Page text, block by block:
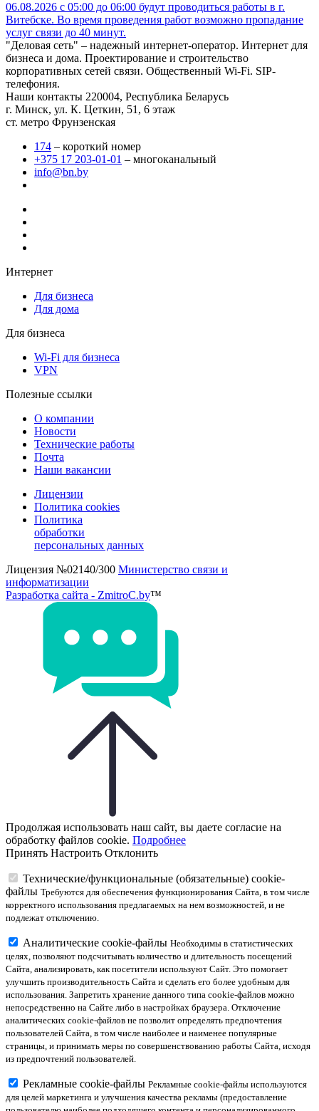
06.08.2026 с 05:00 до 06:00 будут проводиться работы в г.
Витебске. Во время проведения работ возможно пропадание
услуг связи до 40 минут.
"Деловая сеть" – надежный интернет-оператор. Интернет для
бизнеса и дома. Проектирование и строительство
корпоративных сетей связи. Общественный Wi-Fi. SIP-
телефония.
Наши контакты 220004, Республика Беларусь
г. Минск, ул. К. Цеткин, 51, 6 этаж
ст. метро Фрунзенская
174 – короткий номер
+375 17 203-01-01 – многоканальный
info@bn.by
Интернет
Для бизнеса
Для дома
Для бизнеса
Wi-Fi для бизнеса
VPN
Полезные ссылки
О компании
Новости
Технические работы
Почта
Наши вакансии
Лицензии
Политика cookies
Политика
обработки
персональных данных
Лицензия №02140/300 Министерство связи и
информатизации
Разработка сайта - ZmitroC.by™
Продолжая использовать наш сайт, вы даете согласие на
обработку файлов cookie. Подробнее
Принять Настроить Отклонить
Технические/функциональные (обязательные) cookie-
файлы Требуются для обеспечения функционирования Сайта, в том числе
корректного использования предлагаемых на нем возможностей, и не
подлежат отключению.
Аналитические cookie-файлы Необходимы в статистических
целях, позволяют подсчитывать количество и длительность посещений
Сайта, анализировать, как посетители используют Сайт. Это помогает
улучшить производительность Сайта и сделать его более удобным для
использования. Запретить хранение данного типа cookie-файлов можно
непосредственно на Сайте либо в настройках браузера. Отключение
аналитических cookie-файлов не позволит определять предпочтения
пользователей Сайта, в том числе наиболее и наименее популярные
страницы, и принимать меры по совершенствованию работы Сайта, исходя
из предпочтений пользователей.
Рекламные cookie-файлы Рекламные cookie-файлы используются
для целей маркетинга и улучшения качества рекламы (предоставление